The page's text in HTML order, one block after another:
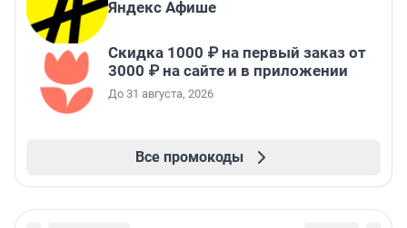
Яндекс Афише
Скидка 1000 ₽ на первый заказ от
3000 ₽ на сайте и в приложении
До 31 августа, 2026
Все промокоды